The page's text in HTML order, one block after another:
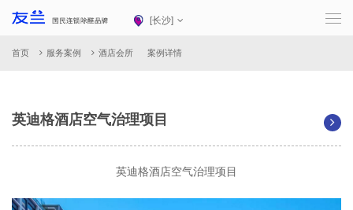
[长沙]
首页 服务案例 酒店会所 案例详情
英迪格酒店空气治理项目
英迪格酒店空气治理项目